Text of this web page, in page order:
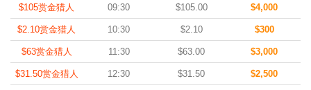
$105赏金猎人 09:30 $105.00 $4,000
$2.10赏金猎人 10:30 $2.10 $300
$63赏金猎人 11:30 $63.00 $3,000
$31.50赏金猎人 12:30 $31.50 $2,500